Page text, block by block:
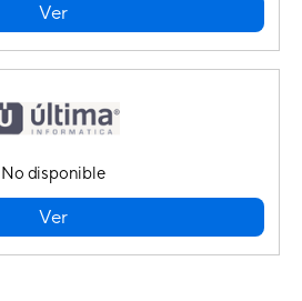
Ver
No disponible
Ver